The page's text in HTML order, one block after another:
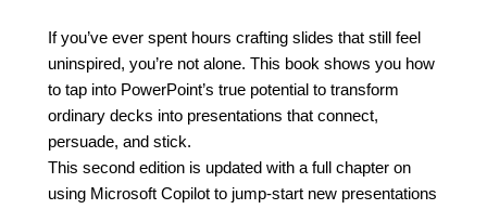
If you’ve ever spent hours crafting slides that still feel
uninspired, you’re not alone. This book shows you how
to tap into PowerPoint’s true potential to transform
ordinary decks into presentations that connect,
persuade, and stick.
This second edition is updated with a full chapter on
using Microsoft Copilot to jump-start new presentations